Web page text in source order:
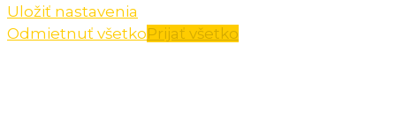
Uložiť nastavenia
Odmietnuť všetkoPrijať všetko